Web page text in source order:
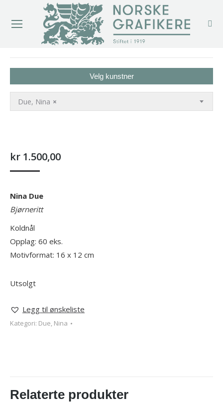
Velg kunstner
×
Due, Nina
kr 1.500,00
Nina Due
Bjørneritt
Koldnål
Opplag: 60 eks.
Motivformat: 16 x 12 cm
Utsolgt
Legg til ønskeliste
Kategori: Due, Nina
Relaterte produkter